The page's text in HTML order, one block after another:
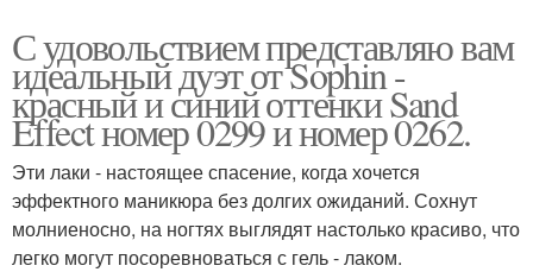
С удовольствием представляю вам
идеальный дуэт от Sophin -
красный и синий оттенки Sand
Effect номер 0299 и номер 0262.
Эти лаки - настоящее спасение, когда хочется
эффектного маникюра без долгих ожиданий. Сохнут
молниеносно, на ногтях выглядят настолько красиво, что
легко могут посоревноваться с гель - лаком.